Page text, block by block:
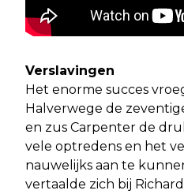
Verslavingen
Het enorme succes
Halverwege de
en zus Carpenter de
vele optredens en het
nauwelijks aan te
vertaalde zich bij